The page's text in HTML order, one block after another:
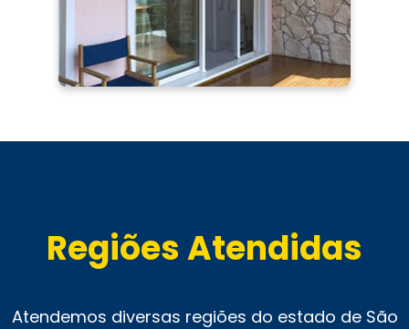
Regiões Atendidas
Atendemos diversas regiões do estado de São